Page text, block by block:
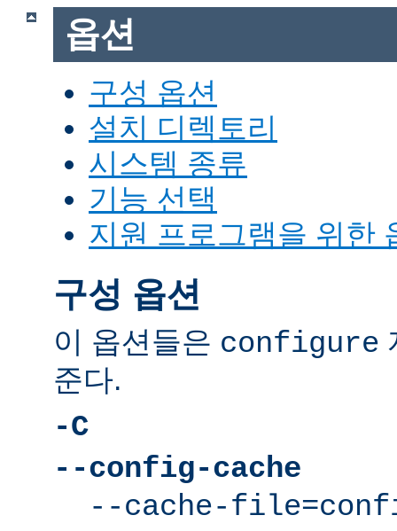
옵션
구성 옵션
설치 디렉토리
시스템 종류
기능 선택
지원 프로그램을 위한
구성 옵션
이 옵션들은 configure
준다.
-C
--config-cache
--cache-